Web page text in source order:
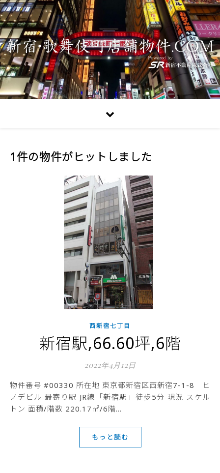
1件の物件がヒットしました
西新宿七丁目
新宿駅,66.60坪,6階
2022年4月12日
物件番号 #00330 所在地 東京都新宿区西新宿7-1-8 ヒ
ノデビル 最寄り駅 JR線「新宿駅」徒歩5分 現況 スケル
トン 面積/階数 220.17㎡/6階…
もっと読む